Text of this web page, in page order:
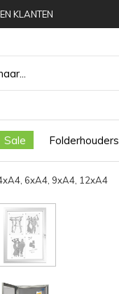
KLANTEN
Folderhouders
Sale
6xA4, 9xA4, 12xA4